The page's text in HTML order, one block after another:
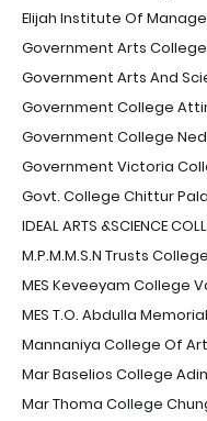
Elijah Institute Of
Government Arts
Government Arts And
Government College
Government College
Government Victoria
Govt. College Chittur
IDEAL ARTS &SCIENCE
M.P.M.M.S.N Trusts
MES Keveeyam College
MES T.O. Abdulla
Mannaniya College Of
Mar Baselios College
Mar Thoma College